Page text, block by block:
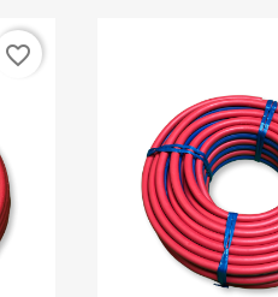
favorite_border